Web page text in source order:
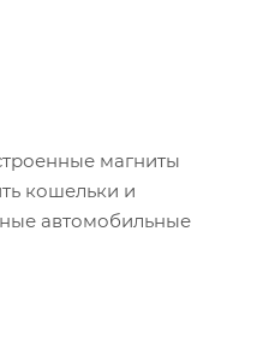
магниты
кошельки и
автомобильные
общую